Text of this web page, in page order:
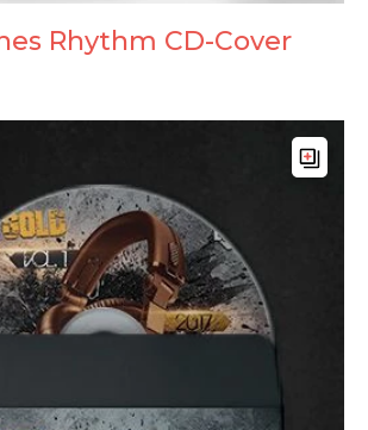
Rhythm CD-Cover